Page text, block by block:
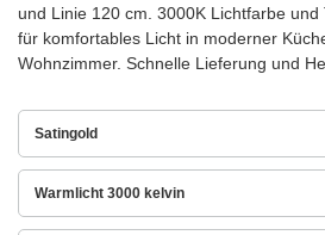
und Linie 120 cm. 3000K Lichtfarbe
für komfortables Licht in moderner
Wohnzimmer. Schnelle Lieferung und
Satingold
Warmlicht 3000 kelvin